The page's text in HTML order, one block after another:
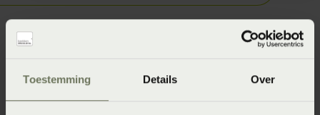
Toestemming Details Over
De collectie van Dommelin is heel breed. Ze hebben